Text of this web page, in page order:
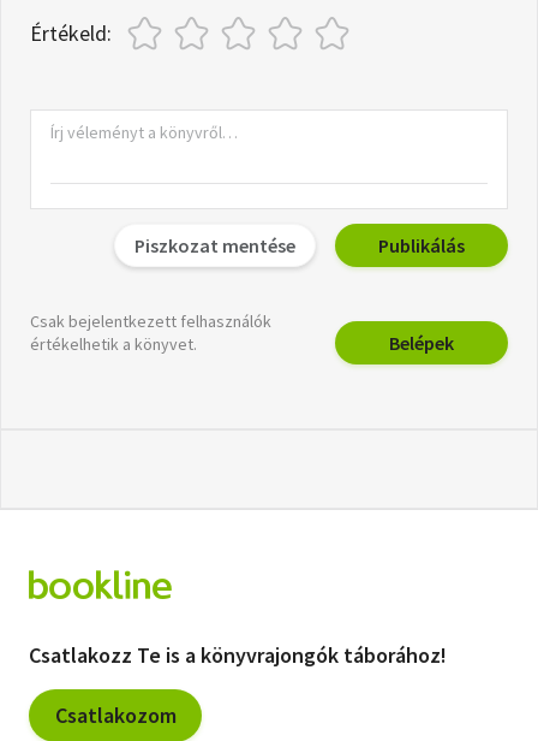
Értékeld:
Piszkozat mentése Publikálás
Csak bejelentkezett felhasználók
értékelhetik a könyvet.
Belépek
Csatlakozz Te is a könyvrajongók táborához!
Csatlakozom